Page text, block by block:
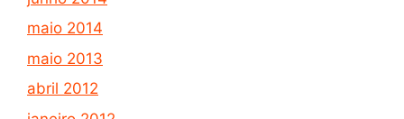
maio 2014
maio 2013
abril 2012